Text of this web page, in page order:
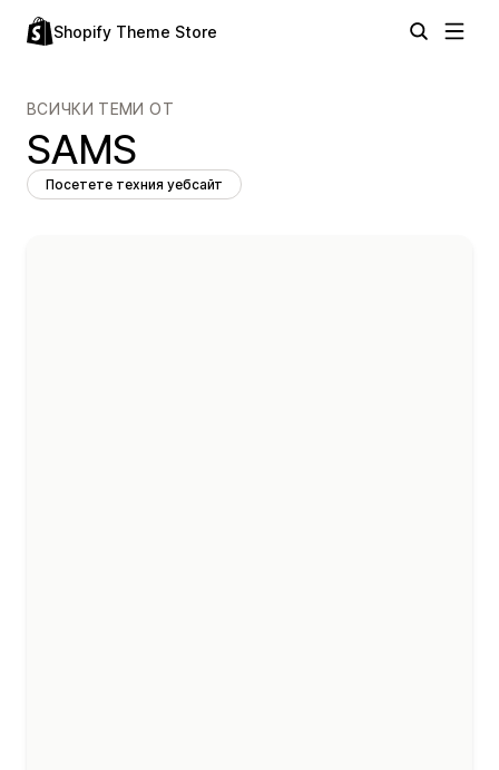
Shopify Theme Store
ВСИЧКИ ТЕМИ ОТ
SAMS
Посетете техния уебсайт